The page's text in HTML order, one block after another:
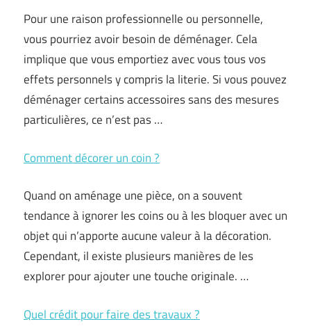
Pour une raison professionnelle ou personnelle,
vous pourriez avoir besoin de déménager. Cela
implique que vous emportiez avec vous tous vos
effets personnels y compris la literie. Si vous pouvez
déménager certains accessoires sans des mesures
particulières, ce n’est pas …
Comment décorer un coin ?
Quand on aménage une pièce, on a souvent
tendance à ignorer les coins ou à les bloquer avec un
objet qui n’apporte aucune valeur à la décoration.
Cependant, il existe plusieurs manières de les
explorer pour ajouter une touche originale. …
Quel crédit pour faire des travaux ?